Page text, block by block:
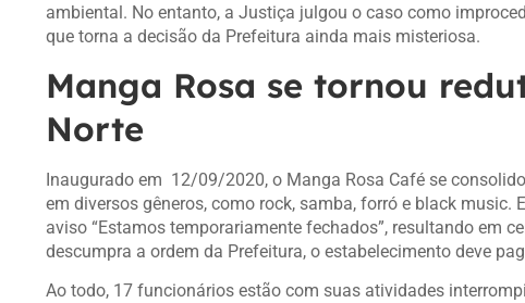
ambiental. No entanto, a Justiça julgou o caso como
que torna a decisão da Prefeitura ainda mais misteriosa.
Manga Rosa se tornou
Norte
Inaugurado em 12/09/2020, o Manga Rosa Café se
em diversos gêneros, como rock, samba, forró e black
aviso “Estamos temporariamente fechados”, resultando em
descumpra a ordem da Prefeitura, o estabelecimento deve
Ao todo, 17 funcionários estão com suas atividades